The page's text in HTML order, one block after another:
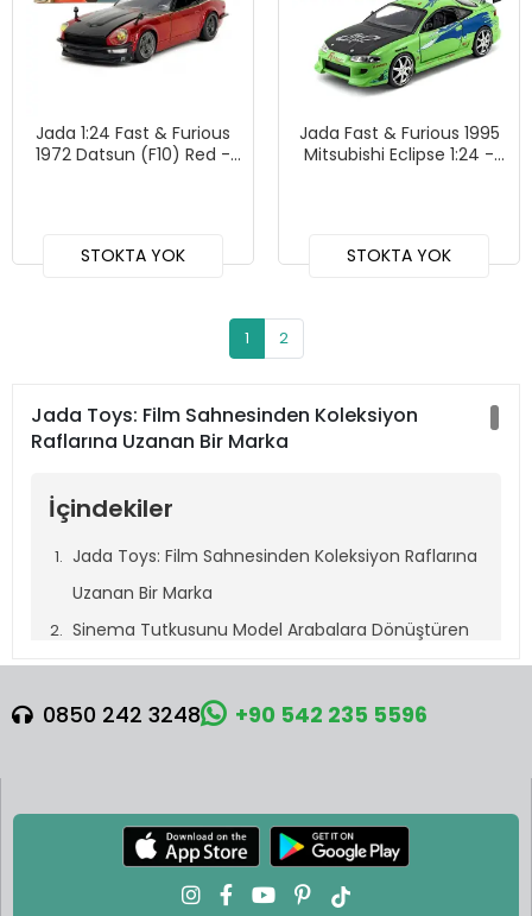
Jada 1:24 Fast & Furious
1972 Datsun (F10) Red -
STOKTA YOK
Jada Fast & Furious 1995
Mitsubishi Eclipse 1:24 -
STOKTA YOK
1 2
Jada Toys: Film Sahnesinden Koleksiyon
Raflarına Uzanan Bir Marka
İçindekiler
Jada Toys: Film Sahnesinden Koleksiyon Raflarına
Uzanan Bir Marka
Sinema Tutkusunu Model Arabalara Dönüştüren
Marka
Küçük Ölçek, Büyük Detay: Jada Toys Üretim
Nano Ölçekli Diorama Serileri
Diecast Metal Figürlerde Üst Düzey Kalite
Hem Oyuncak Hem Koleksiyon Parçası
0850 242 3248 +90 542 235 5596